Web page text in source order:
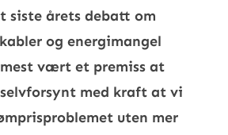
siste årets debatt om
og energimangel
vært et premiss at
med kraft at vi
uten mer